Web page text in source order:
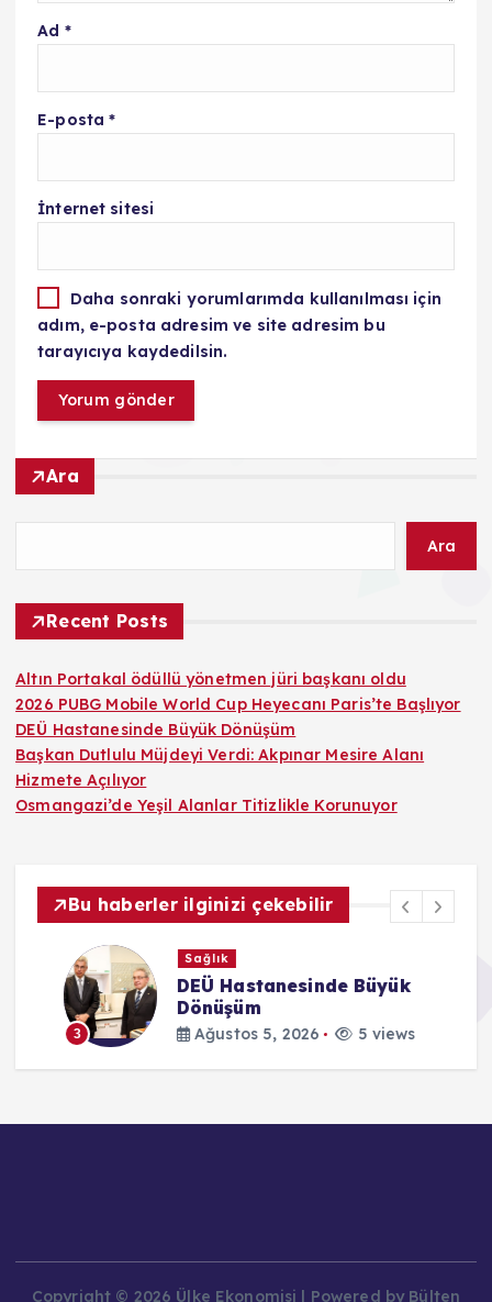
Ad *
E-posta*
İnternet sitesi
Daha sonraki yorumlarımda kullanılması için
adım, e-posta adresim ve site adresim bu
tarayıcıya kaydedilsin.
Ara
Ara
Recent Posts
Altın Portakal ödüllü yönetmen jüri başkanı oldu
2026 PUBG Mobile World Cup Heyecanı Paris’te Başlıyor
DEÜ Hastanesinde Büyük Dönüşüm
Başkan Dutlulu Müjdeyi Verdi: Akpınar Mesire Alanı
Hizmete Açılıyor
Osmangazi’de Yeşil Alanlar Titizlikle Korunuyor
Bu haberler ilginizi çekebilir
Sağlık
DEÜ Hastanesinde Büyük
Dönüşüm
Ağustos 5, 2026 5 views
Copyright © 2026 Ülke Ekonomisi | Powered by Bülten